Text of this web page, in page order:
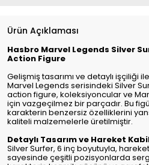
Ürün Açıklaması
Hasbro Marvel Legends Silver
Action Figure
Gelişmiş tasarımı ve detaylı işçiliği
Marvel Legends serisindeki Silver
action figure, koleksiyoncular ve
için vazgeçilmez bir parçadır. Bu
karakterin benzersiz özelliklerini
kaliteli malzemelerle üretilmiştir.
Detaylı Tasarım ve Hareket
Silver Surfer, 6 inç boyutuyla,
sayesinde çeşitli pozisyonlarda